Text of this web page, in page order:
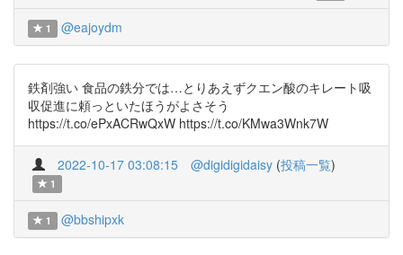
1 @eajoydm
鉄剤強い 食品の鉄分では…とりあえずクエン酸のキレート吸
収促進に頼っといたほうがよさそう
https://t.co/ePxACRwQxW https://t.co/KMwa3Wnk7W
2022-10-17 03:08:15 @digidigidaisy (投稿一覧)
1
1 @bbshipxk